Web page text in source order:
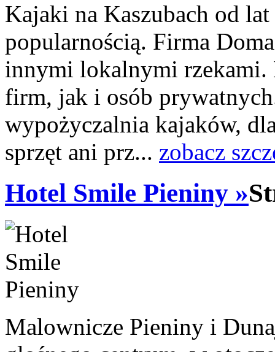
Kajaki na Kaszubach od lat
popularnością. Firma
innymi lokalnymi rzekami.
firm, jak i osób
wypożyczalnia kajaków,
sprzęt ani prz... zobacz
Hotel Smile Pieniny »
Malownicze Pieniny i